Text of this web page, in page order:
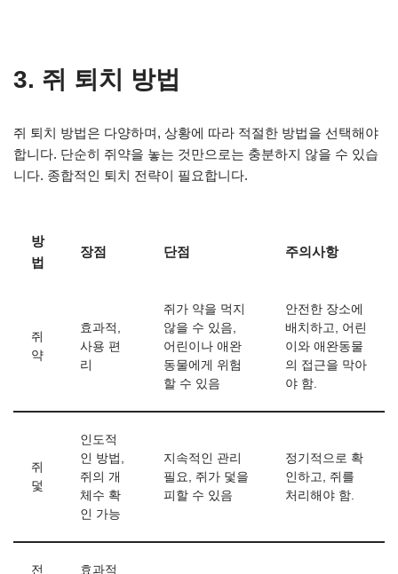
3. 쥐 퇴치 방법
쥐 퇴치 방법은 다양하며, 상황에 따라 적절한 방법을 선택해야
합니다. 단순히 쥐약을 놓는 것만으로는 충분하지 않을 수 있습
니다. 종합적인 퇴치 전략이 필요합니다.
방
법
장점 단점 주의사항
쥐
약
효과적,
사용 편
리
쥐가 약을 먹지
않을 수 있음,
어린이나 애완
동물에게 위험
할 수 있음
안전한 장소에
배치하고, 어린
이와 애완동물
의 접근을 막아
야 함.
쥐
덫
인도적
인 방법,
쥐의 개
체수 확
인 가능
지속적인 관리
필요, 쥐가 덫을
피할 수 있음
정기적으로 확
인하고, 쥐를
처리해야 함.
전 효과적